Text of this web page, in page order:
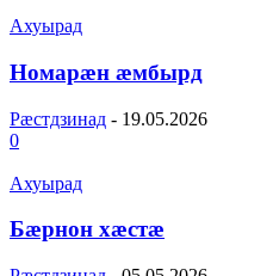
Ахуырад
Номарæн æмбырд
Рæстдзинад - 19.05.2026
0
Ахуырад
Бæрнон хæстæ